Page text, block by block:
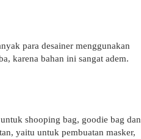
para desainer menggunakan
karena bahan ini sangat adem.
shooping bag, goodie bag dan
yaitu untuk pembuatan masker,